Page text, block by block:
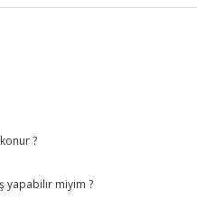
?
yapabilir miyim ?